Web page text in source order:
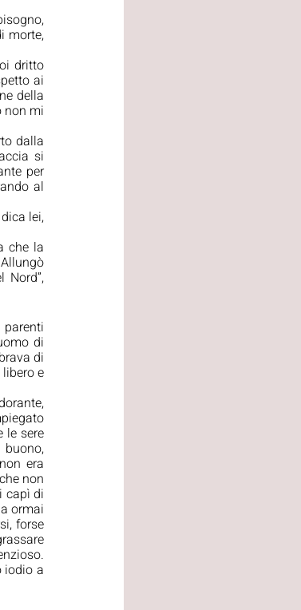
morte,
dritto
ai
della
non mi
dalla
si
per
al
lei,
che la
di
di
e
le sere
era
non
capì di
ormai
forse
iodio a